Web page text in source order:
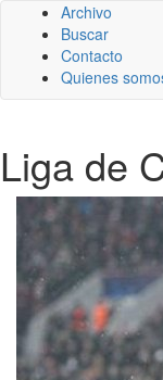
Archivo
Buscar
Contacto
Quienes
Liga de